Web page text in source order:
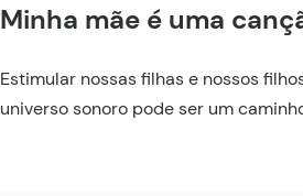
Minha mãe é uma
Estimular nossas filhas e nossos
universo sonoro pode ser um